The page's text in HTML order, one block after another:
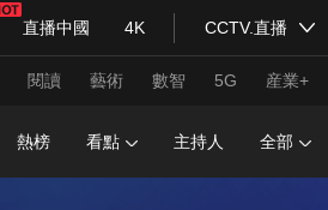
直播中國 4K CCTV.直播
閱讀 藝術 數智 5G 産業+
熱榜 看點 主持人 全部